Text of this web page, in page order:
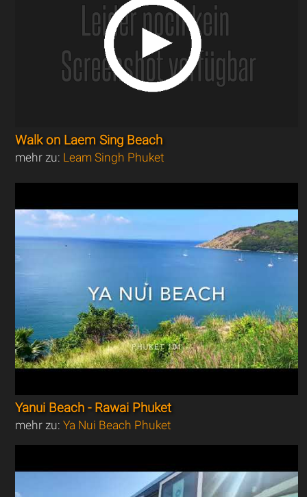
Walk on Laem Sing Beach
mehr zu: Leam Singh Phuket
Yanui Beach - Rawai Phuket
mehr zu:Ya Nui Beach Phuket